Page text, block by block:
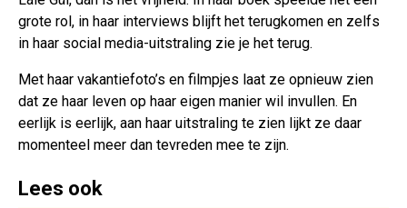
grote rol, in haar interviews blijft het terugkomen en zelfs
in haar social media-uitstraling zie je het terug.
Met haar vakantiefoto’s en filmpjes laat ze opnieuw zien
dat ze haar leven op haar eigen manier wil invullen. En
eerlijk is eerlijk, aan haar uitstraling te zien lijkt ze daar
momenteel meer dan tevreden mee te zijn.
Lees ook